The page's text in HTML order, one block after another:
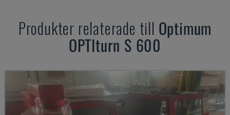
Produkter relaterade till Optimum
OPTIturn S 600